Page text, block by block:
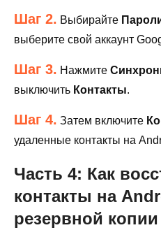
Шаг 2. Выбирайте
выберите свой аккаунт
Шаг 3. Нажмите
выключить Контакты.
Шаг 4. Затем включите
удаленные контакты на
Часть 4: Как
контакты на
резервной копии